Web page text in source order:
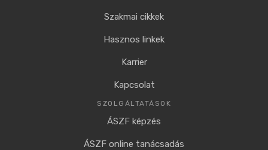
Szakmai cikkek
Hasznos linkek
Karrier
Kapcsolat
SZOLGÁLTATÁSOK
ÁSZF képzés
ÁSZF online tanácsadás